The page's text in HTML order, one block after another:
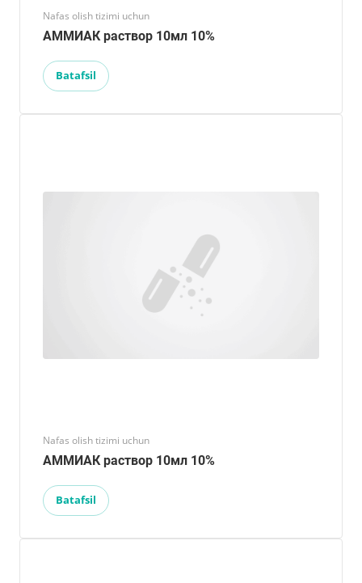
Nafas olish tizimi uchun
АММИАК раствор 10мл 10%
Batafsil
Nafas olish tizimi uchun
АММИАК раствор 10мл 10%
Batafsil